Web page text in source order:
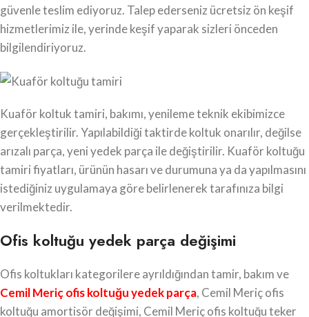
güvenle teslim ediyoruz. Talep ederseniz ücretsiz ön keşif
hizmetlerimiz ile, yerinde keşif yaparak sizleri önceden
bilgilendiriyoruz.
Kuaför koltuk tamiri, bakımı, yenileme teknik ekibimizce
gerçekleştirilir. Yapılabildiği taktirde koltuk onarılır, değilse
arızalı parça, yeni yedek parça ile değiştirilir. Kuaför koltuğu
tamiri fiyatları, ürünün hasarı ve durumuna ya da yapılmasını
istediğiniz uygulamaya göre belirlenerek tarafınıza bilgi
verilmektedir.
Ofis koltuğu yedek parça değişimi
Ofis koltukları kategorilere ayrıldığından tamir, bakım ve
Cemil Meriç ofis koltuğu yedek parça, Cemil Meriç ofis
koltuğu amortisör değişimi, Cemil Meriç ofis koltuğu teker